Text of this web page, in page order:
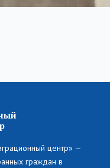
центр» —
граждан в